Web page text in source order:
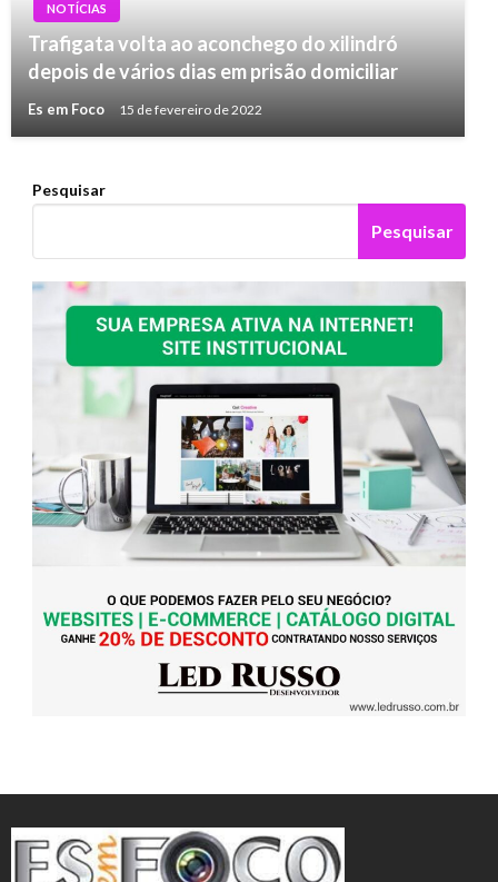
NOTÍCIAS
Trafigata volta ao aconchego do xilindró
depois de vários dias em prisão domiciliar
Es em Foco 15 de fevereiro de 2022
Pesquisar
Pesquisar